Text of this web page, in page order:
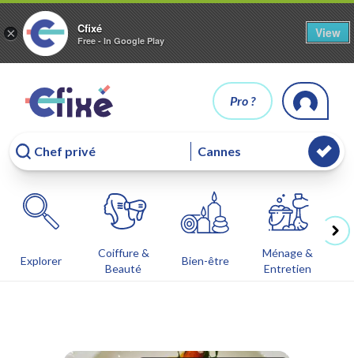
× Cfixé
Free - In Google Play
View
Pro ?
Explorer
Coiffure &
Beauté
Bien-être
Ménage &
Entretien